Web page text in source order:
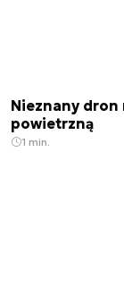
Nieznany dron
powietrzną
1 min.